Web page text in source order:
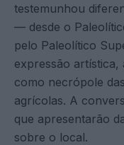
testemunhou
— desde o
pelo Paleolítico
expressão
como necrópole
agrícolas. A
que apresentarão
sobre o local.